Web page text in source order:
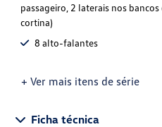
passageiro, 2 laterais nos
cortina)
8 alto-falantes
+ Ver mais itens de série
Ficha técnica